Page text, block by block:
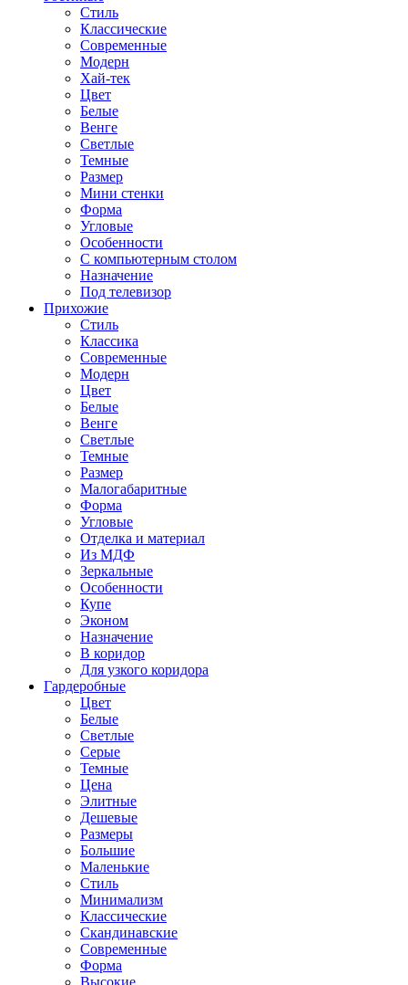
Стиль
Классические
Современные
Модерн
Хай-тек
Цвет
Белые
Венге
Светлые
Темные
Размер
Мини стенки
Форма
Угловые
Особенности
С компьютерным столом
Назначение
Под телевизор
Прихожие
Стиль
Классика
Современные
Модерн
Цвет
Белые
Венге
Светлые
Темные
Размер
Малогабаритные
Форма
Угловые
Отделка и материал
Из МДФ
Зеркальные
Особенности
Купе
Эконом
Назначение
В коридор
Для узкого коридора
Гардеробные
Цвет
Белые
Светлые
Серые
Темные
Цена
Элитные
Дешевые
Размеры
Большие
Маленькие
Стиль
Минимализм
Классические
Скандинавские
Современные
Форма
Высокие